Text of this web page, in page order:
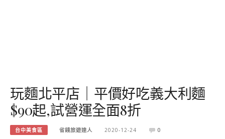
玩麵北平店｜平價好吃義大利麵
$90起,試營運全面8折
台中美食區 省錢旅遊達人 2020-12-24 0